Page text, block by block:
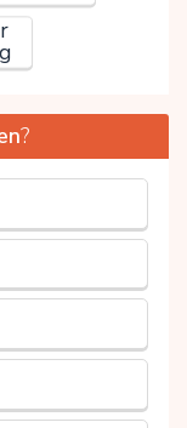
?